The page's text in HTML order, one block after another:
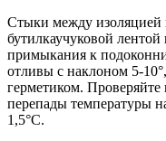
Стыки между изоляцией
бутилкаучуковой
примыкания к
отливы с наклоном 5-
герметиком. Проверяйте
перепады температуры
1,5°C.